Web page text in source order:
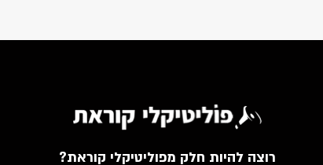
רוצה להיות חלק מפוליטיקלי קוראת?